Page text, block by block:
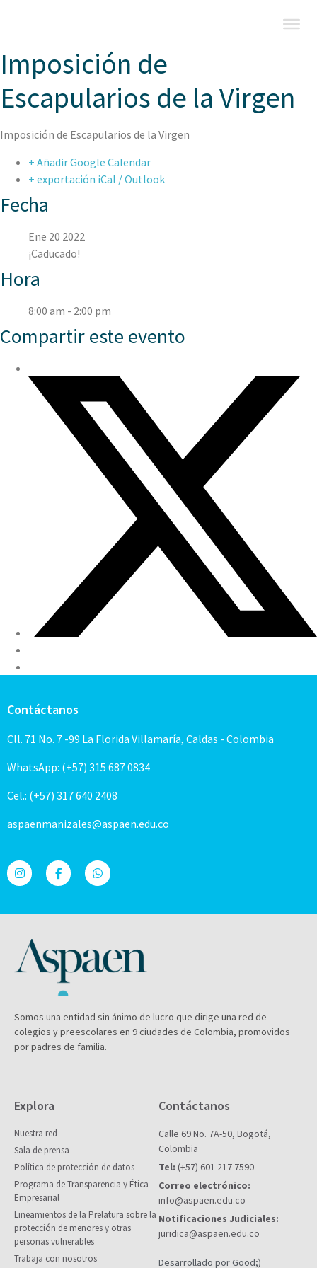
Imposición de
Escapularios de la Virgen
Imposición de Escapularios de la Virgen
+ Añadir Google Calendar
+ exportación iCal / Outlook
Fecha
Ene 20 2022
¡Caducado!
Hora
8:00 am - 2:00 pm
Compartir este evento
Contáctanos
Cll. 71 No. 7 -99 La Florida Villamaría, Caldas - Colombia
WhatsApp: (+57) 315 687 0834
Cel.: (+57) 317 640 2408
aspaenmanizales@aspaen.edu.co
Somos una entidad sin ánimo de lucro que dirige una red de
colegios y preescolares en 9 ciudades de Colombia, promovidos
por padres de familia.
Explora
Nuestra red
Sala de prensa
Política de protección de datos
Programa de Transparencia y Ética
Empresarial
Lineamientos de la Prelatura sobre la
protección de menores y otras
personas vulnerables
Trabaja con nosotros
Contáctanos
Calle 69 No. 7A-50, Bogotá,
Colombia
Tel: (+57) 601 217 7590
Correo electrónico:
info@aspaen.edu.co
Notificaciones Judiciales:
juridica@aspaen.edu.co
Desarrollado por Good;)